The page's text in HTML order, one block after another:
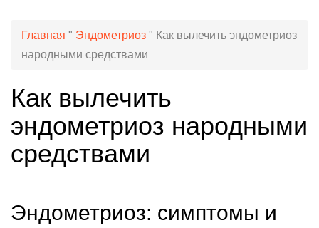
Главная " Эндометриоз " Как вылечить эндометриоз
народными средствами
Как вылечить
эндометриоз народными
средствами
Эндометриоз: симптомы и